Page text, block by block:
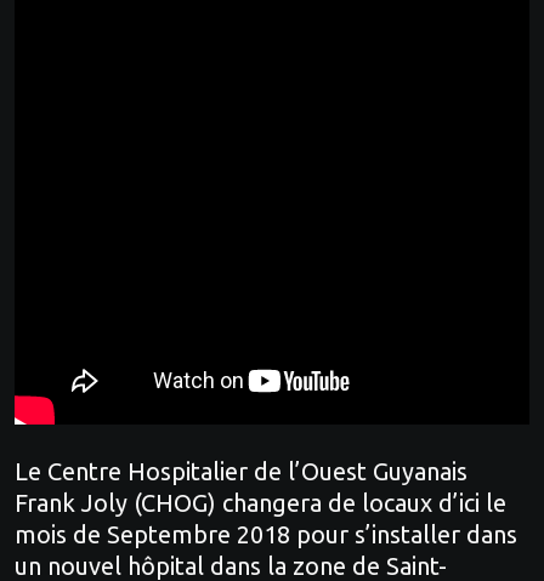
Le Centre Hospitalier de l’Ouest Guyanais
Frank Joly (CHOG) changera de locaux d’ici le
mois de Septembre 2018 pour s’installer dans
un nouvel hôpital dans la zone de Saint-